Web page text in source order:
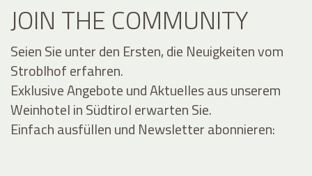
JOIN THE COMMUNITY
Seien Sie unter den Ersten, die Neuigkeiten vom
Stroblhof erfahren.
Exklusive Angebote und Aktuelles aus unserem
Weinhotel in Südtirol erwarten Sie.
Einfach ausfüllen und Newsletter abonnieren: